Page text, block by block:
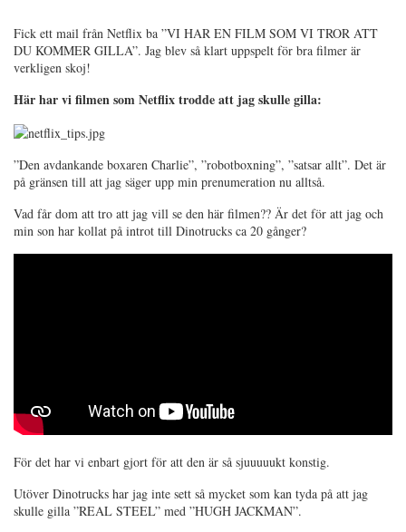
Fick ett mail från Netflix ba ”VI HAR EN FILM SOM VI TROR ATT
DU KOMMER GILLA”. Jag blev så klart uppspelt för bra filmer är
verkligen skoj!
Här har vi filmen som Netflix trodde att jag skulle gilla:
”Den avdankande boxaren Charlie”, ”robotboxning”, ”satsar allt”. Det är
på gränsen till att jag säger upp min prenumeration nu alltså.
Vad får dom att tro att jag vill se den här filmen?? Är det för att jag och
min son har kollat på introt till Dinotrucks ca 20 gånger?
För det har vi enbart gjort för att den är så sjuuuuukt konstig.
Utöver Dinotrucks har jag inte sett så mycket som kan tyda på att jag
skulle gilla ”REAL STEEL” med ”HUGH JACKMAN”.